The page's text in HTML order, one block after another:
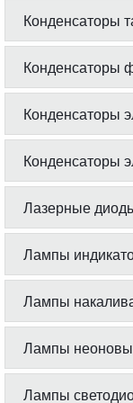
Конденсаторы
Конденсаторы
Конденсаторы
Конденсаторы
Лазерные
Лампы
Лампы
Лампы
Лампы